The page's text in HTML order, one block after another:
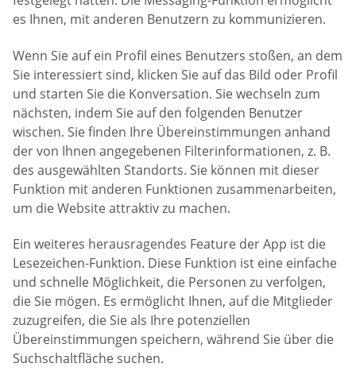
es Ihnen, mit anderen Benutzern zu kommunizieren.
Wenn Sie auf ein Profil eines Benutzers stoßen, an dem
Sie interessiert sind, klicken Sie auf das Bild oder Profil
und starten Sie die Konversation. Sie wechseln zum
nächsten, indem Sie auf den folgenden Benutzer
wischen. Sie finden Ihre Übereinstimmungen anhand
der von Ihnen angegebenen Filterinformationen, z. B.
des ausgewählten Standorts. Sie können mit dieser
Funktion mit anderen Funktionen zusammenarbeiten,
um die Website attraktiv zu machen.
Ein weiteres herausragendes Feature der App ist die
Lesezeichen-Funktion. Diese Funktion ist eine einfache
und schnelle Möglichkeit, die Personen zu verfolgen,
die Sie mögen. Es ermöglicht Ihnen, auf die Mitglieder
zuzugreifen, die Sie als Ihre potenziellen
Übereinstimmungen speichern, während Sie über die
Suchschaltfläche suchen.